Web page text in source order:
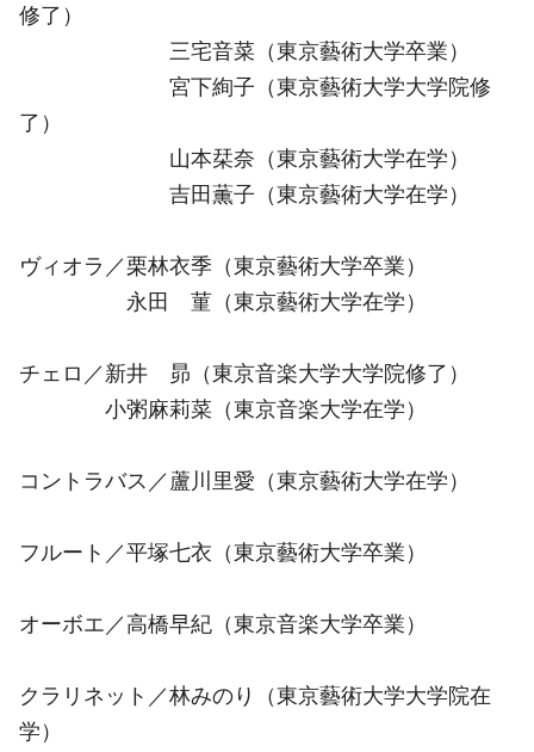
修了）
三宅音菜（東京藝術大学卒業）
宮下絢子（東京藝術大学大学院修
了）
山本栞奈（東京藝術大学在学）
吉田薫子（東京藝術大学在学）
ヴィオラ／栗林衣季（東京藝術大学卒業）
永田 菫（東京藝術大学在学）
チェロ／新井 昴（東京音楽大学大学院修了）
小粥麻莉菜（東京音楽大学在学）
コントラバス／蘆川里愛（東京藝術大学在学）
フルート／平塚七衣（東京藝術大学卒業）
オーボエ／高橋早紀（東京音楽大学卒業）
クラリネット／林みのり（東京藝術大学大学院在
学）